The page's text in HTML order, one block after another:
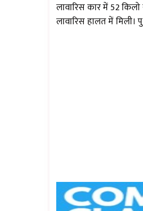
लावारिस कार में 52
लावारिस हालत में